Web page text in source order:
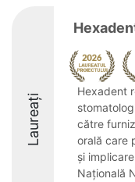
Laureați
Hexadent
către
orală care
și
Națională